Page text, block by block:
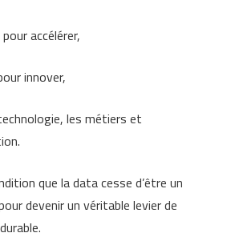
accélérer,
innover,
les métiers et
que la data cesse d’être un
devenir un véritable levier de